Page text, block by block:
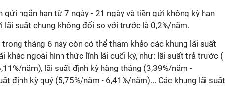
gửi ngắn hạn từ 7 ngày - 21 ngày và tiền gửi không kỳ hạn
lãi suất chung không đổi so với trước là 0,2%/năm.
trong tháng 6 này còn có thể tham khảo các khung lãi suất
khác ngoài hình thức lĩnh lãi cuối kỳ, như: lãi suất trả trước (
năm), lãi suất định kỳ hàng tháng (3,39%/năm -
định kỳ quý (5,75%/năm - 6,41%/năm)... Các khung lãi suất